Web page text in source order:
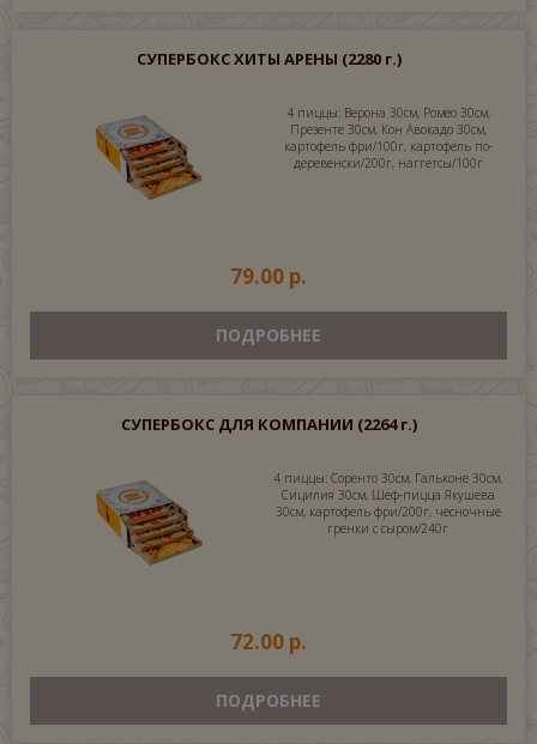
СУПЕРБОКС ХИТЫ АРЕНЫ (2280 г.)
4 пиццы: Верона 30см, Ромео 30см,
Презенте 30см, Кон Авокадо 30см,
картофель фри/100г, картофель по-
деревенски/200г, наггетсы/100г
79.00 р.
ПОДРОБНЕЕ
СУПЕРБОКС ДЛЯ КОМПАНИИ (2264 г.)
4 пиццы: Соренто 30см, Гальконе 30см,
Сицилия 30см, Шеф-пицца Якушева
30см, картофель фри/200г, чесночные
гренки с сыром/240г
72.00 р.
ПОДРОБНЕЕ